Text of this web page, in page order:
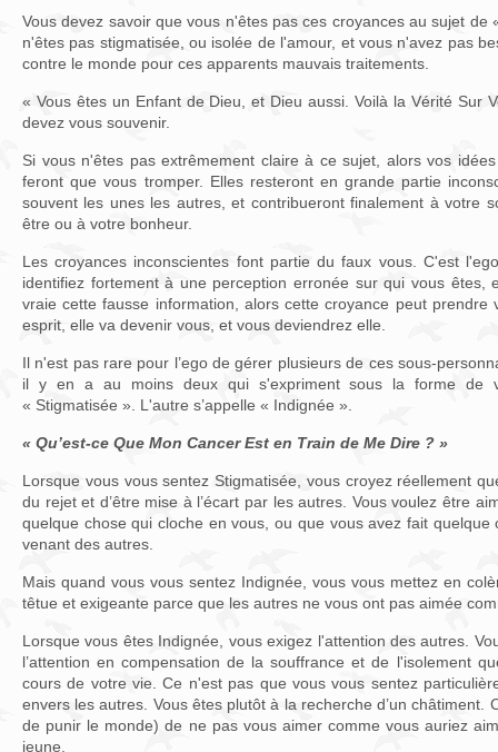
Vous devez savoir que vous n'êtes pas ces croyances au sujet de
n'êtes pas stigmatisée, ou isolée de l'amour, et vous n'avez pas
contre le monde pour ces apparents mauvais traitements.
« Vous êtes un Enfant de Dieu, et Dieu aussi. Voilà la Vérité Sur
devez vous souvenir.
Si vous n'êtes pas extrêmement claire à ce sujet, alors vos
feront que vous tromper. Elles resteront en grande partie
souvent les unes les autres, et contribueront finalement à votre
être ou à votre bonheur.
Les croyances inconscientes font partie du faux vous. C'est
identifiez fortement à une perception erronée sur qui vous êtes,
vraie cette fausse information, alors cette croyance peut prendre
esprit, elle va devenir vous, et vous deviendrez elle.
Il n'est pas rare pour l’ego de gérer plusieurs de ces sous-
il y en a au moins deux qui s'expriment sous la forme de
« Stigmatisée ». L'autre s’appelle « Indignée ».
« Qu’est-ce Que Mon Cancer Est en Train de Me Dire ? »
Lorsque vous vous sentez Stigmatisée, vous croyez réellement
du rejet et d’être mise à l’écart par les autres. Vous voulez être
quelque chose qui cloche en vous, ou que vous avez fait
venant des autres.
Mais quand vous vous sentez Indignée, vous vous mettez en
têtue et exigeante parce que les autres ne vous ont pas aimée
Lorsque vous êtes Indignée, vous exigez l'attention des autres.
l’attention en compensation de la souffrance et de l'isolement
cours de votre vie. Ce n'est pas que vous vous sentez
envers les autres. Vous êtes plutôt à la recherche d’un châtiment.
de punir le monde) de ne pas vous aimer comme vous auriez
jeune.